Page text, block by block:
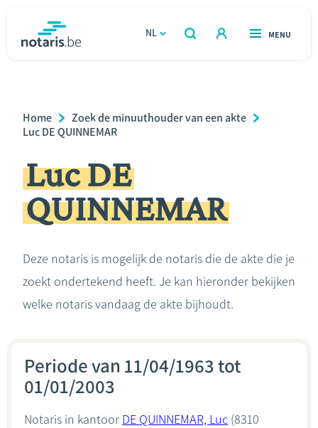
gaan
NL
OPEN
ZOEKEN
OPEN
MENU
Relatie & samenleven
Erven & schenken
Ondernemen
Rekenmodules
Breadcrumb
Home
Zoek de minuuthouder van een akte
Luc DE QUINNEMAR
Luc DE
QUINNEMAR
Deze notaris is mogelijk de notaris die de akte die je
zoekt ondertekend heeft. Je kan hieronder bekijken
welke notaris vandaag de akte bijhoudt.
Periode van 11/04/1963 tot
01/01/2003
Notaris in kantoor DE QUINNEMAR, Luc (8310